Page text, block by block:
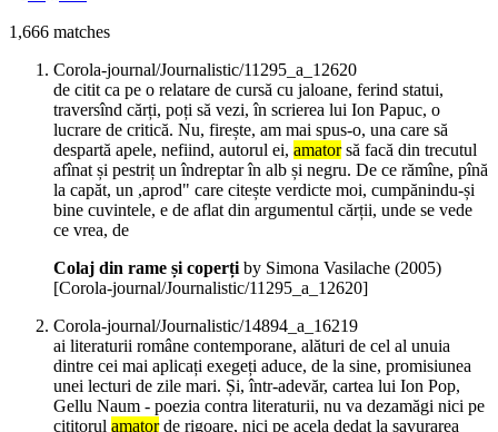
1,666 matches
Corola-journal/Journalistic/11295_a_12620
de citit ca pe o relatare de cursă cu jaloane, ferind statui,
traversînd cărți, poți să vezi, în scrierea lui Ion Papuc, o
lucrare de critică. Nu, firește, am mai spus-o, una care să
despartă apele, nefiind, autorul ei, amatorsă facă din trecutul
afînat și pestriț un îndreptar în alb și negru. De ce rămîne, pînă
la capăt, un ,aprod" care citește verdicte moi, cumpănindu-și
bine cuvintele, e de aflat din argumentul cărții, unde se vede
ce vrea, de
Colaj din rame și coperțiby Simona Vasilache (2005)
[Corola-journal/Journalistic/11295_a_12620]
Corola-journal/Journalistic/14894_a_16219
ai literaturii române contemporane, alături de cel al unuia
dintre cei mai aplicați exegeți aduce, de la sine, promisiunea
unei lecturi de zile mari. Și, într-adevăr, cartea lui Ion Pop,
Gellu Naum - poezia contra literaturii, nu va dezamăgi nici pe
cititorul amatorde rigoare, nici pe acela dedat la savurarea